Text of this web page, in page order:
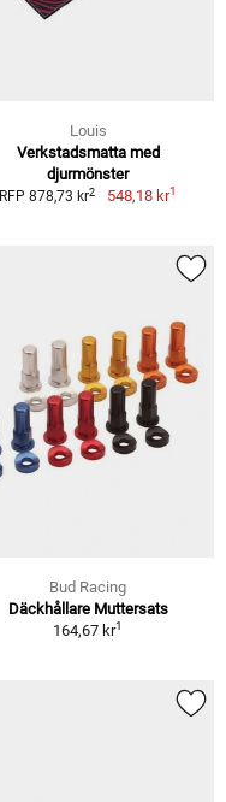
Louis
Verkstadsmatta med
djurmönster
RFP 878,73 kr2 548,18 kr1
Bud Racing
Däckhållare Muttersats
164,67 kr1